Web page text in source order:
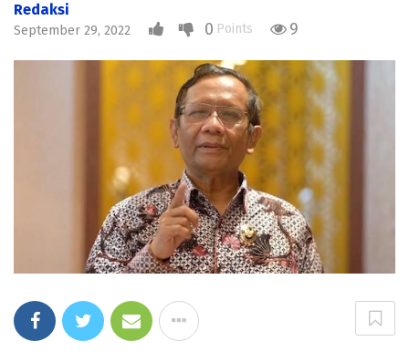
Redaksi
September 29, 2022 0 Points 9